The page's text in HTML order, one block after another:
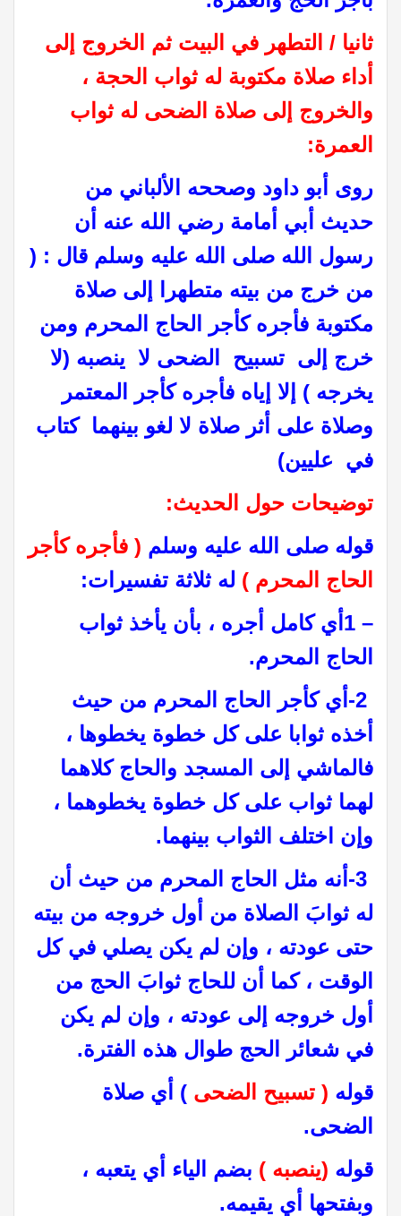
ثانيا / التطهر في البيت ثم الخروج إلى
أداء صلاة مكتوبة له ثواب الحجة ،
والخروج إلى صلاة الضحى له ثواب
العمرة:
روى أبو داود وصححه الألباني من
حديث أبي أمامة رضي الله عنه أن
رسول الله صلى الله عليه وسلم قال : ‏(
من خرج من بيته متطهرا إلى صلاة
مكتوبة فأجره كأجر الحاج المحرم ومن
خرج إلى ‏ ‏تسبيح ‏ ‏الضحى لا ‏ ‏ينصبه (لا
يخرجه )‏ ‏إلا إياه فأجره كأجر المعتمر
وصلاة على أثر صلاة لا لغو بينهما ‏ ‏كتاب ‏
‏في ‏ ‏عليين)
توضيحات حول الحديث:
قوله صلى الله عليه وسلم ( فأجره كأجر
الحاج المحرم ) له ثلاثة تفسيرات:
1 – أي كامل أجره ، بأن يأخذ ثواب
الحاج المحرم.
-2 أي كأجر الحاج المحرم من حيث
أخذه ثوابا على كل خطوة يخطوها ،
فالماشي إلى المسجد والحاج كلاهما
لهما ثواب على كل خطوة يخطوهما ،
وإن اختلف الثواب بينهما.
-3 أنه مثل الحاج المحرم من حيث أن
له ثوابَ الصلاة من أول خروجه من بيته
حتى عودته ، وإن لم يكن يصلي في كل
الوقت ، كما أن للحاج ثوابَ الحج من
أول خروجه إلى عودته ، وإن لم يكن
في شعائر الحج طوال هذه الفترة.
قوله ( تسبيح الضحى ) أي صلاة
الضحى.
قوله (ينصبه ) بضم الياء أي يتعبه ،
وبفتحها أي يقيمه.